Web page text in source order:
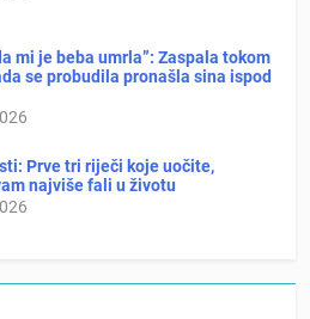
mi je beba umrla”: Zaspala tokom
se probudila pronašla sina ispod
Prve tri riječi koje uočite,
najviše fali u životu